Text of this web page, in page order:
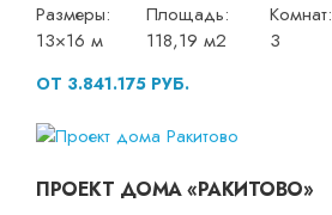
Размеры:
13×16 м
Площадь:
118,19 м2
Комнат:
3
ОТ 3.841.175 РУБ.
ПРОЕКТ ДОМА «РАКИТОВО»